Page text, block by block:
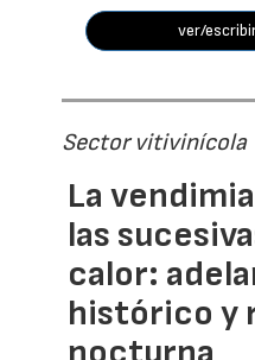
ver/
Sector vitivinícola
La
las
calor:
histórico y